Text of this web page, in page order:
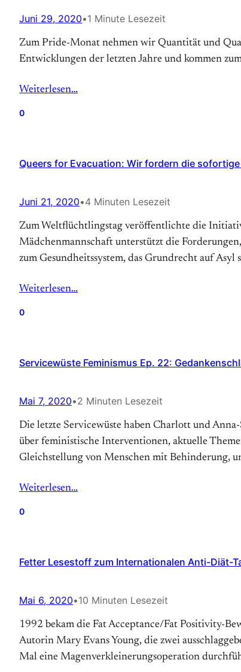
Juni 29, 2020•1 Minute Lesezeit
Zum Pride-Monat nehmen wir Quantität und
Entwicklungen der letzten Jahre und kommen
Weiterlesen…
0
Queers for Evacuation: Wir fordern die
Juni 21, 2020•4 Minuten Lesezeit
Zum Weltflüchtlingstag veröffentlichte die
Mädchenmannschaft unterstützt die
zum Gesundheitssystem, das Grundrecht auf
Weiterlesen…
0
Servicewüste Feminismus Ep. 22:
Mai 7, 2020•2 Minuten Lesezeit
Die letzte Servicewüste haben Charlott und
über feministische Interventionen, aktuelle
Gleichstellung von Menschen mit Behinderung,
Weiterlesen…
0
Fetter Lesestoff zum Internationalen Anti-Diät-
Mai 6, 2020•10 Minuten Lesezeit
1992 bekam die Fat Acceptance/Fat Positivity-
Autorin Mary Evans Young, die zwei
Mal eine Magen­verkleinerungs­operation